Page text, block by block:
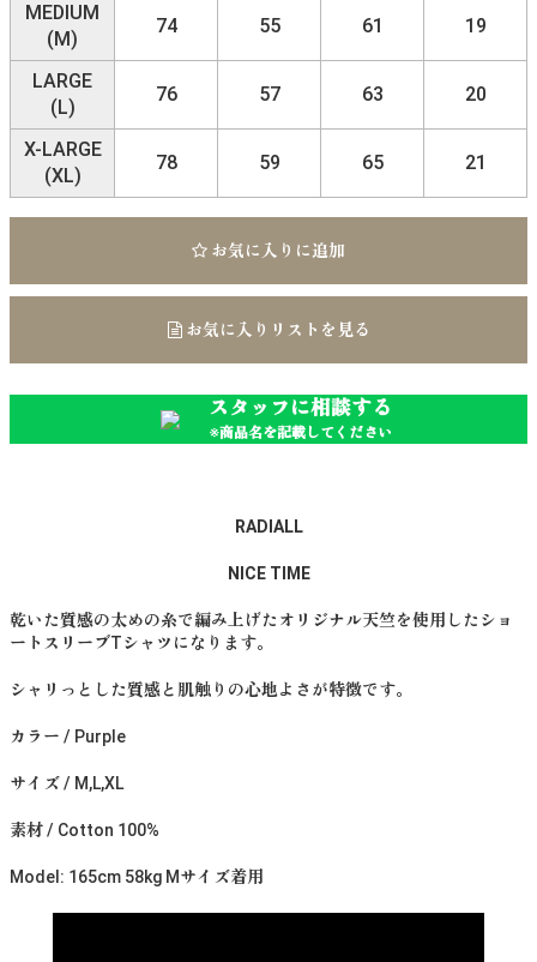
MEDIUM
(M)
74 55 61 19
LARGE
(L)
76 57 63 20
X-LARGE
(XL)
78 59 65 21
お気に入りに追加
お気に入りリストを見る
スタッフに相談する
※商品名を記載してください
RADIALL
NICE TIME
乾いた質感の太めの糸で編み上げたオリジナル天竺を使用したショ
ートスリーブTシャツになります。
シャリっとした質感と肌触りの心地よさが特徴です。
カラー / Purple
サイズ / M,L,XL
素材 / Cotton 100%
Model: 165cm 58kg Mサイズ着用